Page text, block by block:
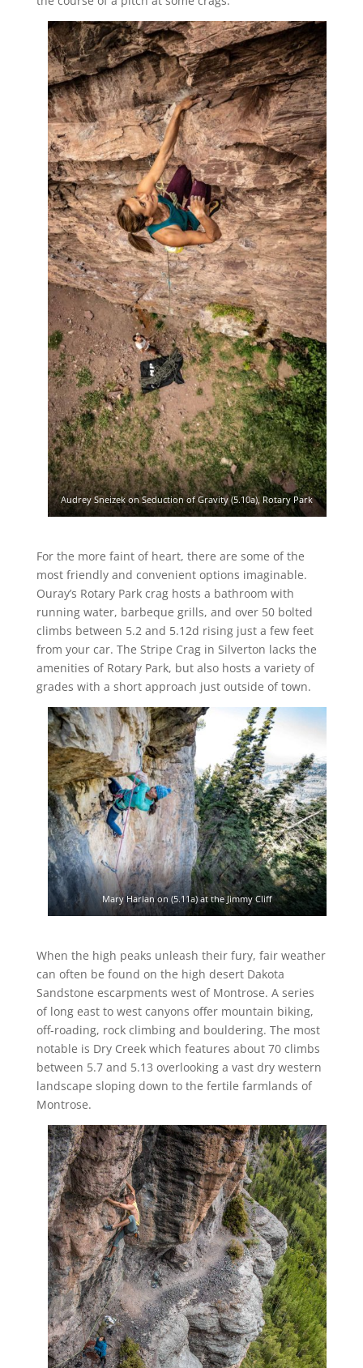
Audrey Sneizek on Seduction of Gravity (5.10a), Rotary Park
For the more faint of heart, there are some of the
most friendly and convenient options imaginable.
Ouray’s Rotary Park crag hosts a bathroom with
running water, barbeque grills, and over 50 bolted
climbs between 5.2 and 5.12d rising just a few feet
from your car. The Stripe Crag in Silverton lacks the
amenities of Rotary Park, but also hosts a variety of
grades with a short approach just outside of town.
Mary Harlan on (5.11a) at the Jimmy Cliff
When the high peaks unleash their fury, fair weather
can often be found on the high desert Dakota
Sandstone escarpments west of Montrose. A series
of long east to west canyons offer mountain biking,
off-roading, rock climbing and bouldering. The most
notable is Dry Creek which features about 70 climbs
between 5.7 and 5.13 overlooking a vast dry western
landscape sloping down to the fertile farmlands of
Montrose.